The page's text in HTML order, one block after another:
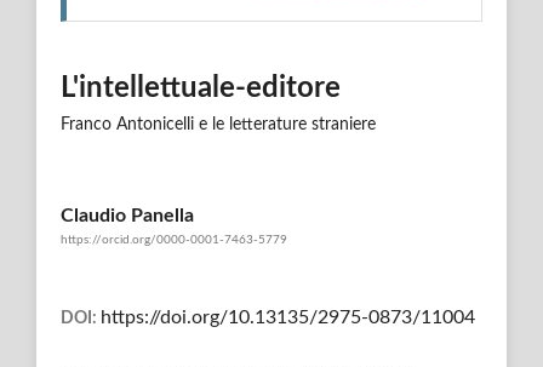
L'intellettuale-editore
Franco Antonicelli e le letterature straniere
Claudio Panella
https://orcid.org/0000-0001-7463-5779
DOI: https://doi.org/10.13135/2975-0873/11004